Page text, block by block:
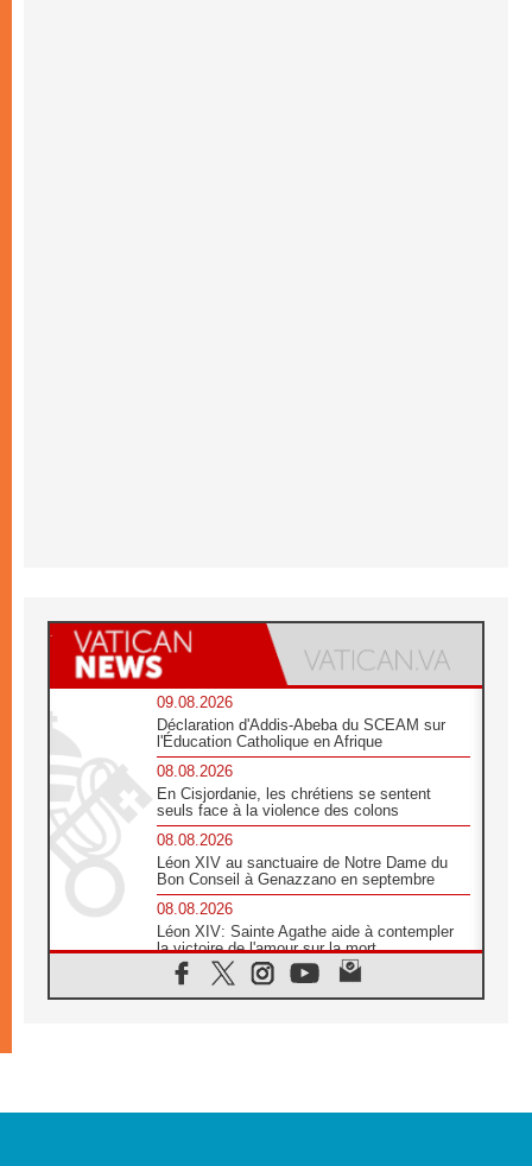
09.08.2026
Déclaration d'Addis-Abeba du SCEAM sur
l'Éducation Catholique en Afrique
08.08.2026
En Cisjordanie, les chrétiens se sentent
seuls face à la violence des colons
08.08.2026
Léon XIV au sanctuaire de Notre Dame du
Bon Conseil à Genazzano en septembre
08.08.2026
Léon XIV: Sainte Agathe aide à contempler
la victoire de l'amour sur la mort
08.08.2026
«Relancer l'empathie», le projet Triennal d'art
08.08.2026